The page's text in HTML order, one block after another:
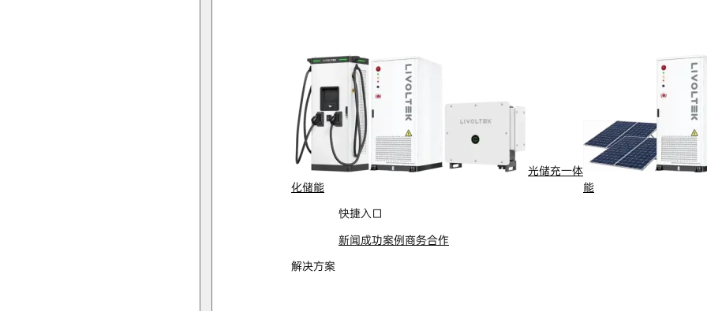
光储充一体
化储能
能
快捷入口
新闻成功案例商务合作
解决方案
全球服务热线
了解更多